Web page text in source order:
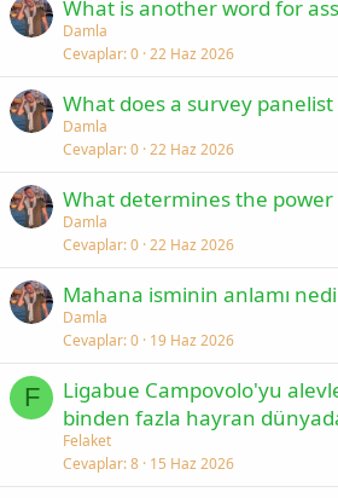
What is another word for
Damla
Cevaplar 0 22 Haz 2026
What does a survey panelist
Damla
Cevaplar 0 22 Haz 2026
What determines the power
Damla
Cevaplar 0 22 Haz 2026
Mahana isminin anlamı
Damla
Cevaplar 0 19 Haz 2026
F
Ligabue Campovolo'yu
binden fazla hayran
Felaket
Cevaplar 8 15 Haz 2026